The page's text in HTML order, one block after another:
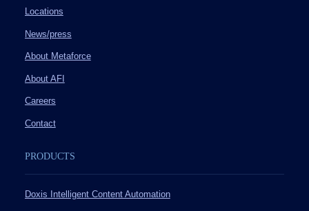
Locations
News/press
About Metaforce
About AFI
Careers
Contact
PRODUCTS
Doxis Intelligent Content Automation